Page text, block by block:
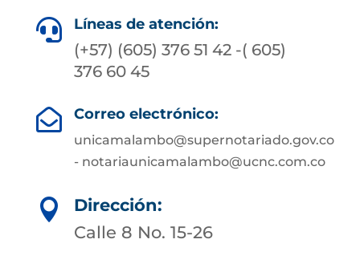
 Líneas de atención:
(+57) (605) 376 51 42 -( 605)
376 60 45
 Correo electrónico:
unicamalambo@supernotariado.gov.co
- notariaunicamalambo@ucnc.com.co

Dirección:
Calle 8 No. 15-26